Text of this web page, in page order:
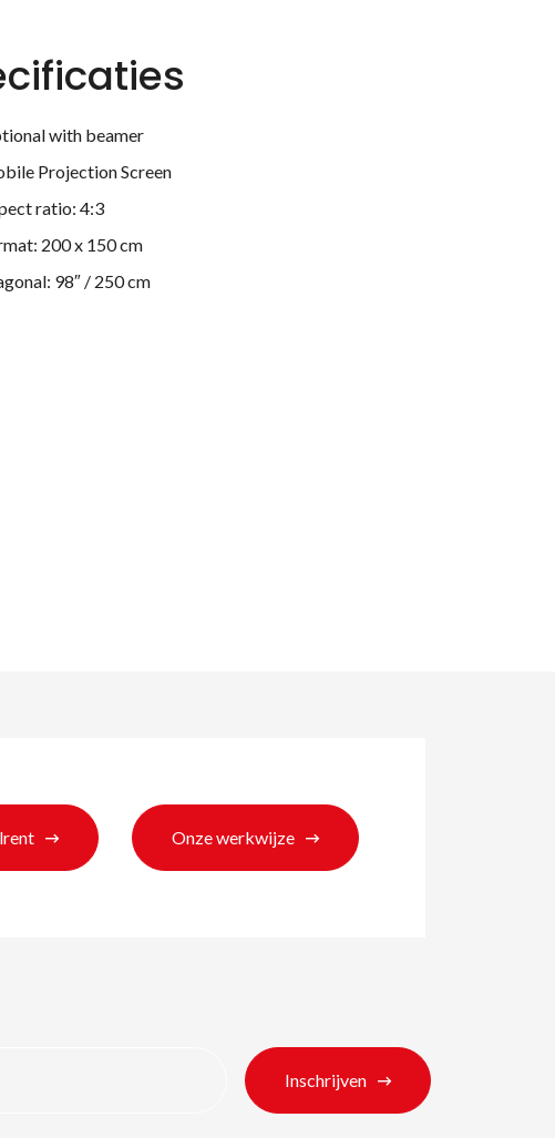
with beamer
Projection Screen
ratio: 4:3
200 x 150 cm
98″ / 250 cm
Onze werkwijze
Inschrijven